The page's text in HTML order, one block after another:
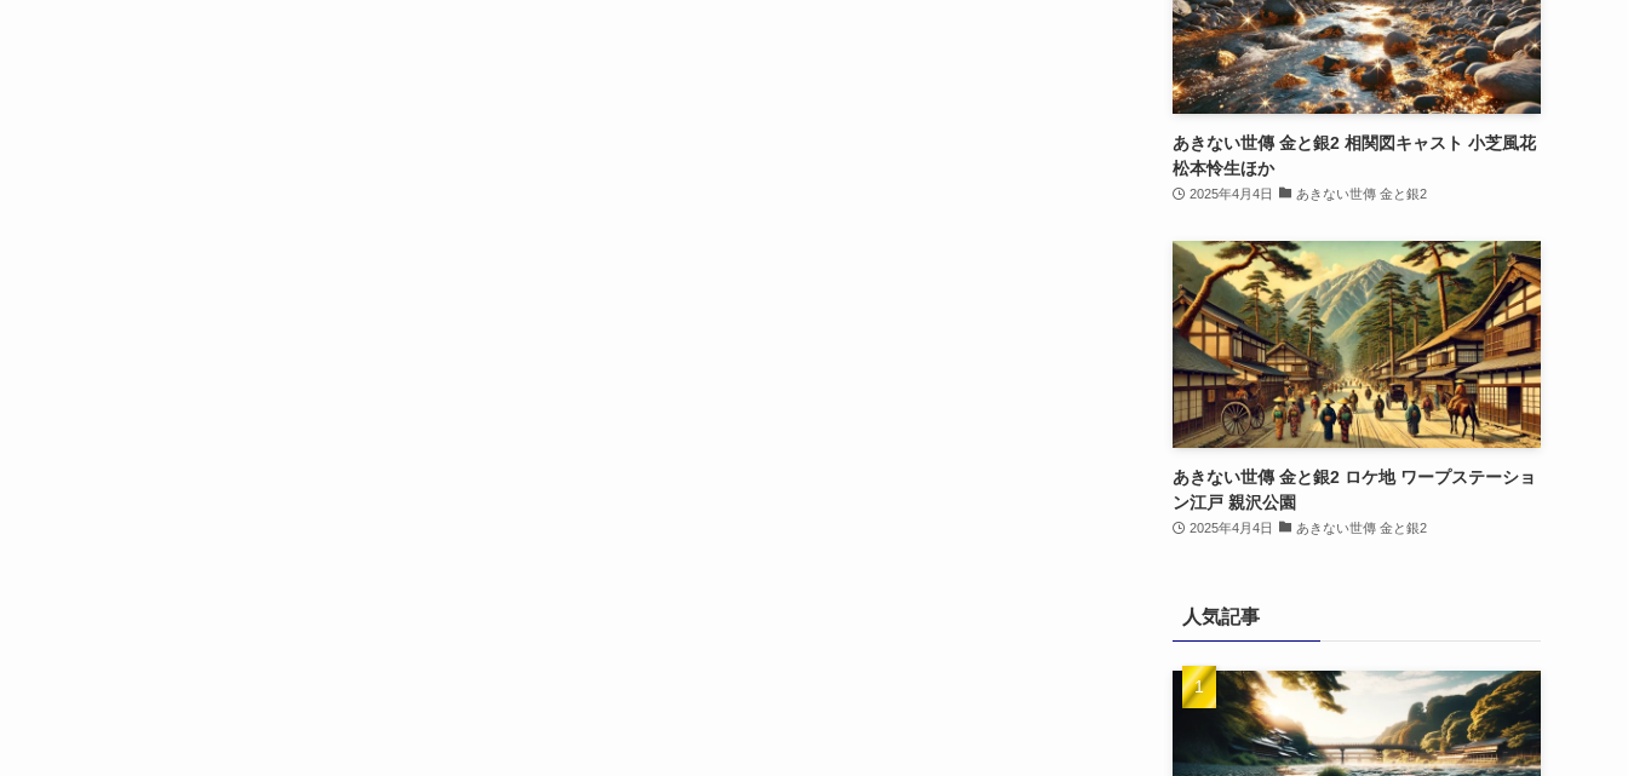
あきない世傳 金と銀2 相関図キャスト 小芝風花
松本怜生ほか
2025年4月4日 あきない世傳 金と銀2
あきない世傳 金と銀2 ロケ地 ワープステーショ
ン江戸 親沢公園
2025年4月4日 あきない世傳 金と銀2
人気記事